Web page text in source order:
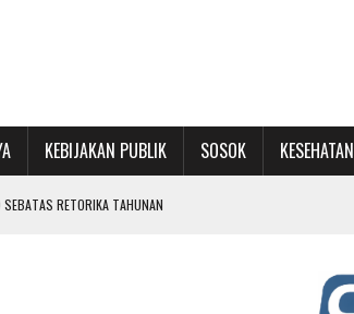
KEBIJAKAN PUBLIK SOSOK KESEHATAN